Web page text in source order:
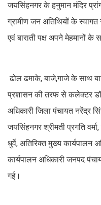
जयसिंहनगर के हनुमान मंदिर
ग्रामीण जन अतिथियों के
एवं बाराती पक्ष अपने मेहमानों
ढोल ढमाके, बाजे,गाजे के साथ
प्रशासन की तरफ से कलेक्टर डॉ
अधिकारी जिला पंचायत नरेंद्र
जयसिंहनगर श्रीमती प्रगति
धुर्वे, अतिरिक्त मुख्य कार्यपालन
कार्यपालन अधिकारी जनपद
गई।